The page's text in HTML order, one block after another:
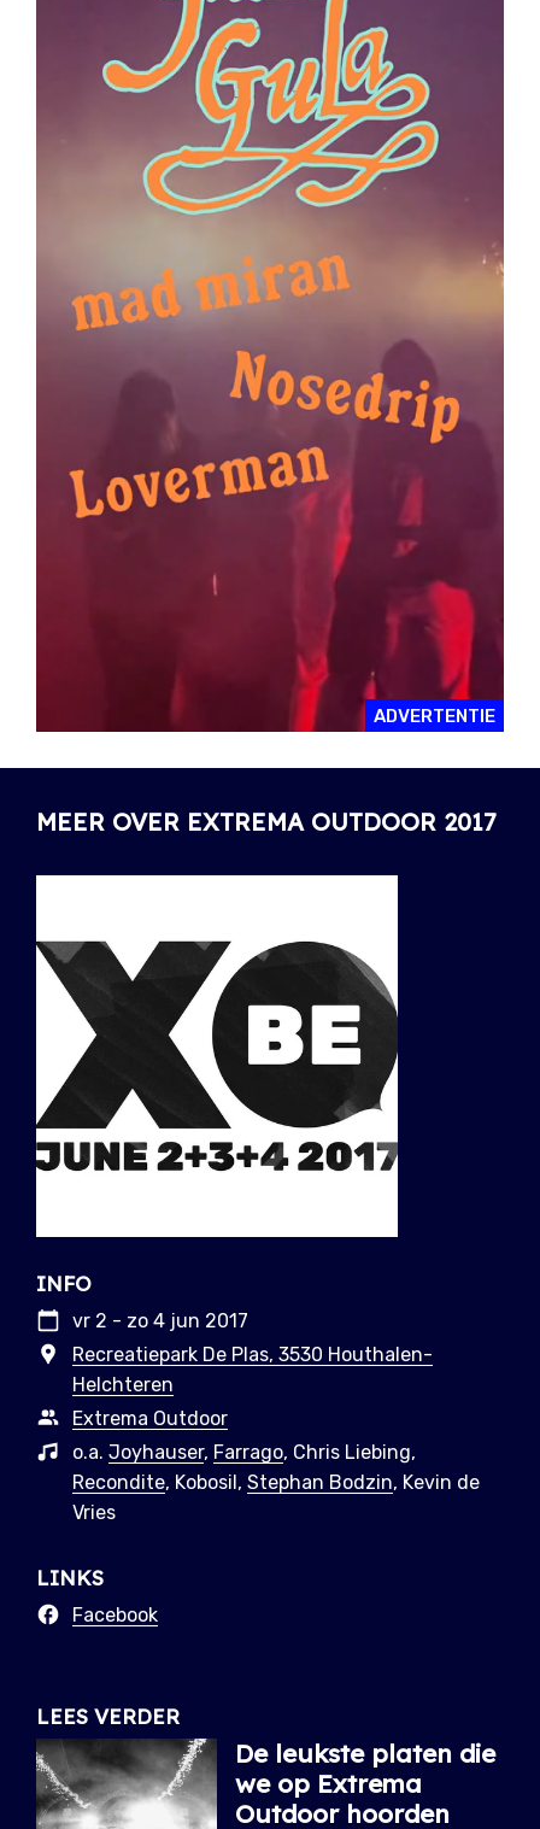
ADVERTENTIE
MEER OVER EXTREMA OUTDOOR 2017
INFO
vr 2 - zo 4 jun 2017
Recreatiepark De Plas, 3530 Houthalen-
Helchteren
Extrema Outdoor
o.a. Joyhauser, Farrago, Chris Liebing,
Recondite, Kobosil, Stephan Bodzin, Kevin de
Vries
LINKS
Facebook
LEES VERDER
De leukste platen die
we op Extrema
Outdoor hoorden